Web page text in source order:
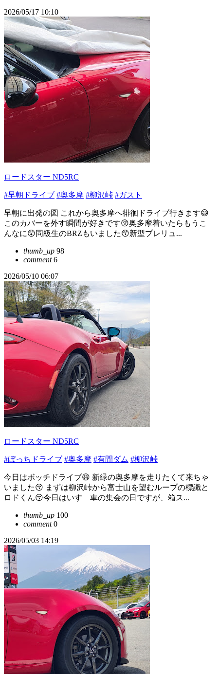
2026/05/17 10:10
ロードスター ND5RC
#早朝ドライブ #奥多摩 #柳沢峠 #ガスト
早朝に出発の図 これから奥多摩へ徘徊ドライブ行きます😅
このカバーを外す瞬間が好きです😚奥多摩着いたらもうこ
んなに😲同級生のBRZもいました😙新型プレリュ...
thumb_up 98
comment6
2026/05/10 06:07
ロードスター ND5RC
#ぼっちドライブ #奥多摩 #有間ダム #柳沢峠
今日はボッチドライブ😆 新緑の奥多摩を走りたくて来ちゃ
いました😚 まずは柳沢峠から富士山を望むループの標識と
ロドくん😚今日はいすゞ車の集会の日ですが、箱ス...
thumb_up 100
comment0
2026/05/03 14:19